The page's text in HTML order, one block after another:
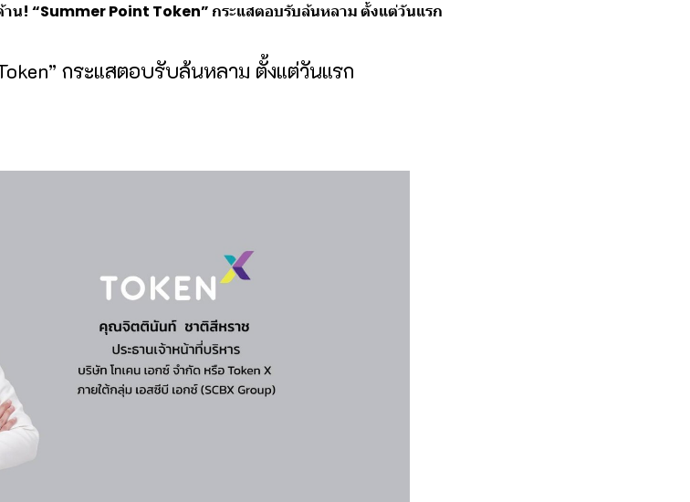
าน! “Summer Point Token” กระแสตอบรับล้นหลาม ตั้งแต่วันแรก
กระแสตอบรับล้นหลาม ตั้งแต่วันแรก